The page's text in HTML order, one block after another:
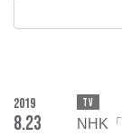
2019
8.23
TV
NHK